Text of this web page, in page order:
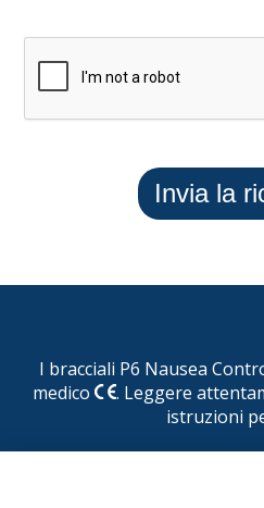
Invia la
I bracciali P6 Nausea
medico
. Leggere
istruzioni